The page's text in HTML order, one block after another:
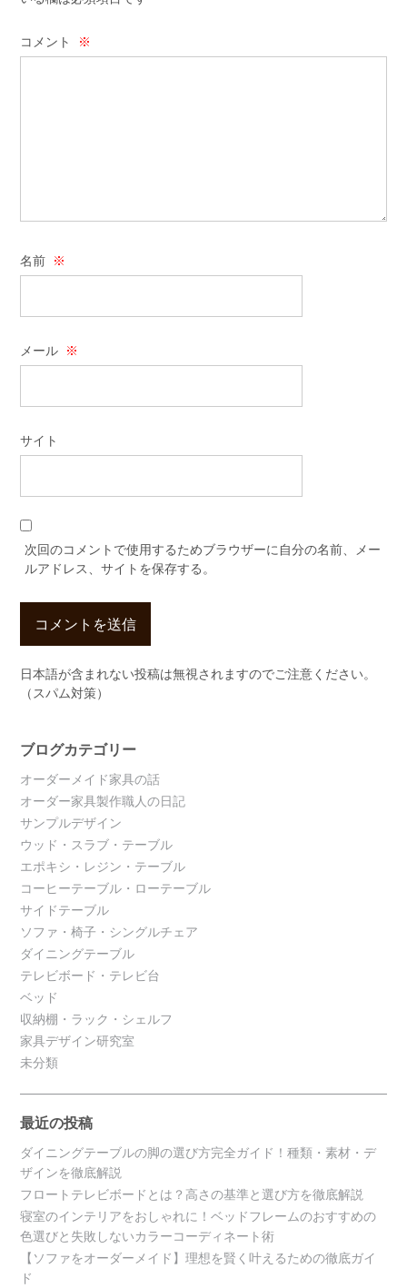
コメント ※
名前 ※
メール ※
サイト
次回のコメントで使用するためブラウザーに自分の名前、メー
ルアドレス、サイトを保存する。
日本語が含まれない投稿は無視されますのでご注意ください。
（スパム対策）
ブログカテゴリー
オーダーメイド家具の話
オーダー家具製作職人の日記
サンプルデザイン
ウッド・スラブ・テーブル
エポキシ・レジン・テーブル
コーヒーテーブル・ローテーブル
サイドテーブル
ソファ・椅子・シングルチェア
ダイニングテーブル
テレビボード・テレビ台
ベッド
収納棚・ラック・シェルフ
家具デザイン研究室
未分類
最近の投稿
ダイニングテーブルの脚の選び方完全ガイド！種類・素材・デ
ザインを徹底解説
フロートテレビボードとは？高さの基準と選び方を徹底解説
寝室のインテリアをおしゃれに！ベッドフレームのおすすめの
色選びと失敗しないカラーコーディネート術
【ソファをオーダーメイド】理想を賢く叶えるための徹底ガイ
ド